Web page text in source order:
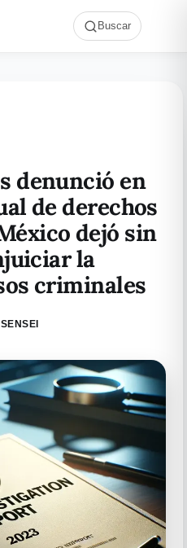
Buscar
denunció en
de derechos
dejó sin
la
criminales